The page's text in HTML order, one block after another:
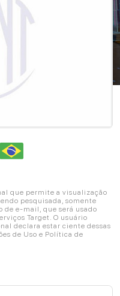
que permite a visualização
pesquisada, somente
de e-mail, que será usado
Target. O usuário
declara estar ciente dessas
de Uso e Política de